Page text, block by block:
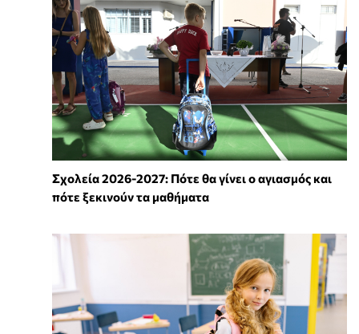
Σχολεία 2026-2027: Πότε θα γίνει ο αγιασμός και
πότε ξεκινούν τα μαθήματα